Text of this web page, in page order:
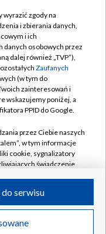
w likwidacji
wyrazić zgody na
i zbierania danych,
i ich
danych osobowych przez
dalej również „TVP”),
Zaufanych
(w tym do
zainteresowań i
wskazujemy poniżej, a
PPID do Google.
przez Ciebie naszych
w tym informacje
cookie, sygnalizatory
świadczenie
przez Ciebie
IP, identyfikatory
serwisu